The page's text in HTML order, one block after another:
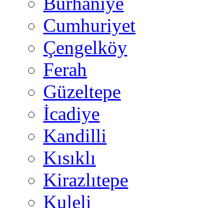
Cumhuriyet
Çengelköy
Ferah
Güzeltepe
İcadiye
Kandilli
Kısıklı
Kirazlıtepe
Kuleli